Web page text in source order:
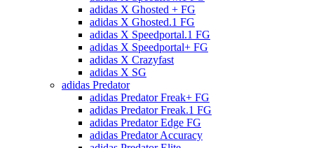
adidas X Ghosted + FG
adidas X Ghosted.1 FG
adidas X Speedportal.1 FG
adidas X Speedportal+ FG
adidas X Crazyfast
adidas X SG
adidas Predator
adidas Predator Freak+ FG
adidas Predator Freak.1 FG
adidas Predator Edge FG
adidas Predator Accuracy